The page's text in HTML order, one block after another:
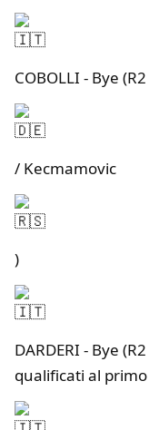
COBOLLI - Bye
/ Kecmamovic
)
DARDERI - Bye
qualificati al